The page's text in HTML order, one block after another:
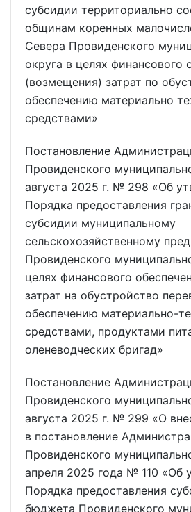
субсидии территориально
общинам коренных
Севера Провиденского
округа в целях финансового
(возмещения) затрат по
обеспечению материально
средствами»
Постановление
Провиденского
августа 2025 г. № 298 «Об
Порядка предоставления
субсидии муниципальному
сельскохозяйственному
Провиденского
целях финансового
затрат на обустройство
обеспечению материально-
средствами, продуктами
оленеводческих бригад»
Постановление
Провиденского
августа 2025 г. № 299 «О
в постановление
Провиденского
апреля 2025 года № 110 «Об
Порядка предоставления
бюджета Провиденского